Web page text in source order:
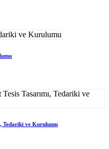
Tedariki ve Kurulumu